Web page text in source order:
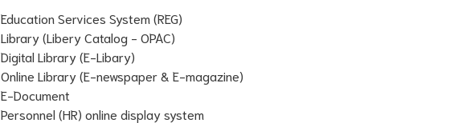
Education Services System (REG)
Library (Libery Catalog - OPAC)
Digital Library (E-Libary)
Online Library (E-newspaper & E-magazine)
E-Document
Personnel (HR) online display system